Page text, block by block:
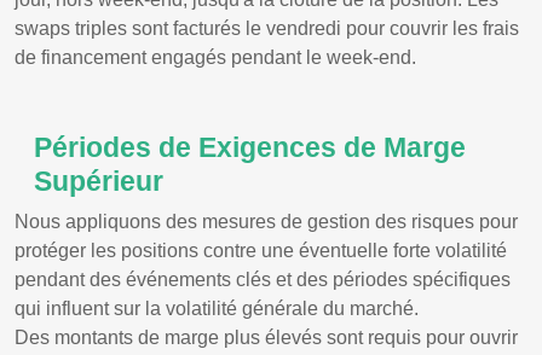
swaps triples sont facturés le vendredi pour couvrir les frais
de financement engagés pendant le week-end.
Périodes de Exigences de Marge
Supérieur
Nous appliquons des mesures de gestion des risques pour
protéger les positions contre une éventuelle forte volatilité
pendant des événements clés et des périodes spécifiques
qui influent sur la volatilité générale du marché.
Des montants de marge plus élevés sont requis pour ouvrir